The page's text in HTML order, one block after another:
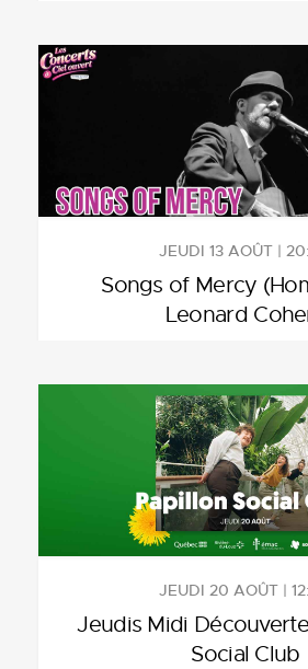
JEUDI 13 AOÛT |
Songs of Mercy
Leonard
JEUDI 20 AOÛT |
Jeudis Midi
Social Club